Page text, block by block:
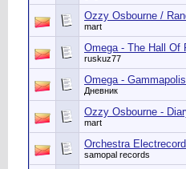
Ozzy Osbourne /
mart
Omega - The Hall Of
ruskuz77
Omega -
Дневник
Ozzy Osbourne -
mart
Orchestra
samopal records